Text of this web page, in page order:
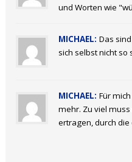
und Worten wie
MICHAEL: Das
sich selbst nicht so
MICHAEL: Für
mehr. Zu viel
ertragen, durch die